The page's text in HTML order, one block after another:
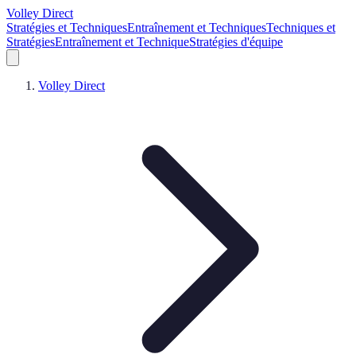
Volley Direct
Stratégies et TechniquesEntraînement et TechniquesTechniques et
StratégiesEntraînement et TechniqueStratégies d'équipe
Volley Direct